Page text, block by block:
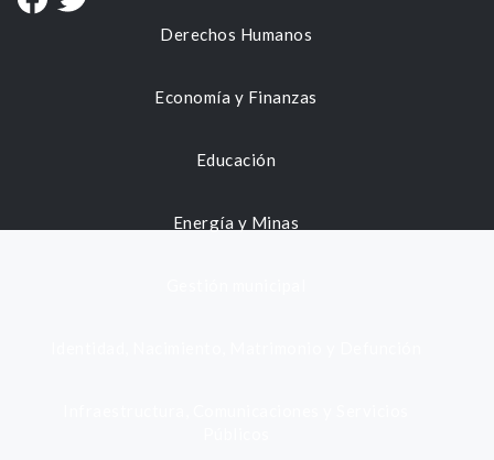
Derechos Humanos
Economía y Finanzas
Educación
Energía y Minas